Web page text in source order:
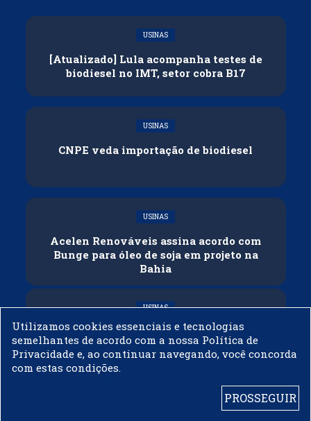
USINAS
[Atualizado] Lula acompanha testes de
biodiesel no IMT, setor cobra B17
USINAS
CNPE veda importação de biodiesel
USINAS
Acelen Renováveis assina acordo com
Bunge para óleo de soja em projeto na
Bahia
USINAS
Conflitos e veto russo às exportações
ameaçam oferta global de diesel
Utilizamos cookies essenciais e tecnologias
semelhantes de acordo com a nossa Política de
Privacidade e, ao continuar navegando, você concorda
com estas condições.
PROSSEGUIR